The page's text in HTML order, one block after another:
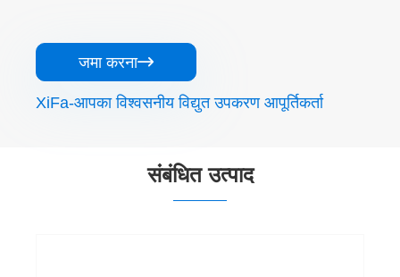
जमा करना
XiFa-आपका विश्वसनीय विद्युत उपकरण आपूर्तिकर्ता
संबंधित उत्पाद